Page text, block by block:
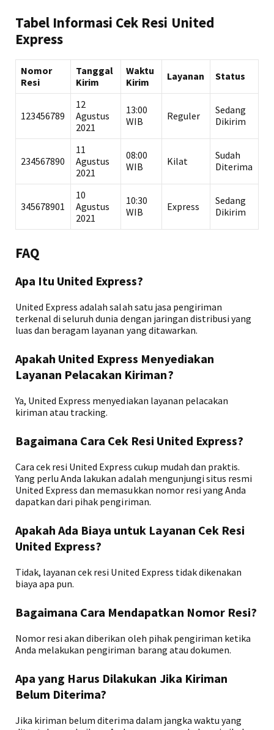
Tabel Informasi Cek Resi United
Express
Nomor
Resi
Tanggal
Kirim
Waktu
Kirim
Layanan Status
123456789
12
Agustus
2021
13:00
WIB
Reguler
Sedang
Dikirim
234567890
11
Agustus
2021
08:00
WIB
Kilat
Sudah
Diterima
345678901
10
Agustus
2021
10:30
WIB
Express
Sedang
Dikirim
FAQ
Apa Itu United Express?
United Express adalah salah satu jasa pengiriman
terkenal di seluruh dunia dengan jaringan distribusi yang
luas dan beragam layanan yang ditawarkan.
Apakah United Express Menyediakan
Layanan Pelacakan Kiriman?
Ya, United Express menyediakan layanan pelacakan
kiriman atau tracking.
Bagaimana Cara Cek Resi United Express?
Cara cek resi United Express cukup mudah dan praktis.
Yang perlu Anda lakukan adalah mengunjungi situs resmi
United Express dan memasukkan nomor resi yang Anda
dapatkan dari pihak pengiriman.
Apakah Ada Biaya untuk Layanan Cek Resi
United Express?
Tidak, layanan cek resi United Express tidak dikenakan
biaya apa pun.
Bagaimana Cara Mendapatkan Nomor Resi?
Nomor resi akan diberikan oleh pihak pengiriman ketika
Anda melakukan pengiriman barang atau dokumen.
Apa yang Harus Dilakukan Jika Kiriman
Belum Diterima?
Jika kiriman belum diterima dalam jangka waktu yang